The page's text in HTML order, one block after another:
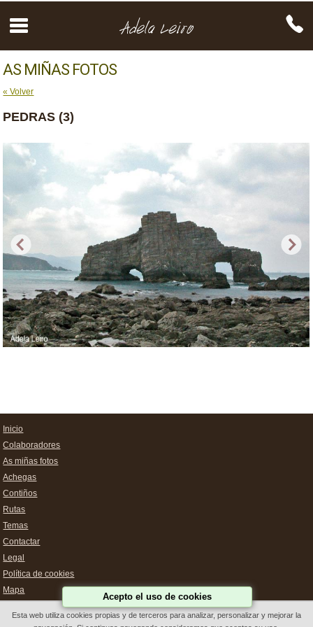
AS MIÑAS FOTOS
« Volver
PEDRAS (3)
Inicio
Colaboradores
As miñas fotos
Achegas
Contiños
Rutas
Temas
Contactar
Legal
Política de cookies
Mapa
Acepto el uso de cookies
Esta web utiliza cookies propias y de terceros para analizar, personalizar y mejorar la